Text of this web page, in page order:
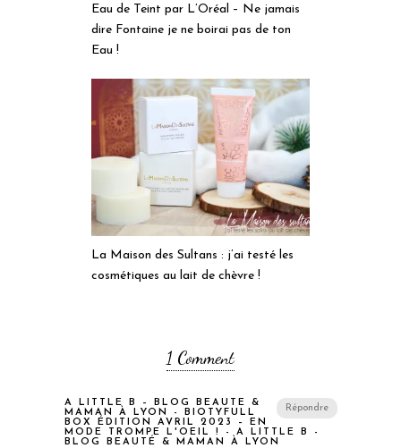
Eau de Teint par L’Oréal – Ne jamais
dire Fontaine je ne boirai pas de ton
Eau !
La Maison des Sultans : j’ai testé les
cosmétiques au lait de chèvre !
1 Comment
Répondre
A LITTLE B – BLOG BEAUTÉ &
MAMAN À LYON - BIOTYFULL
BOX ÉDITION AVRIL 2023 – EN
MODE TROMPE L'OEIL ! - A LITTLE B -
BLOG BEAUTÉ & MAMAN À LYON